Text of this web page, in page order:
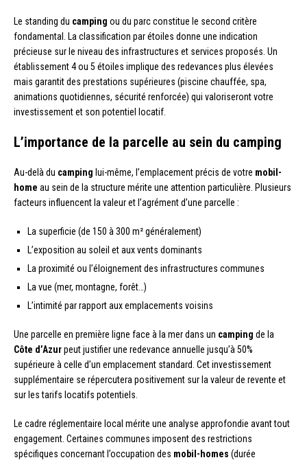
Le standing du camping ou du parc constitue le second critère
fondamental. La classification par étoiles donne une indication
précieuse sur le niveau des infrastructures et services proposés. Un
établissement 4 ou 5 étoiles implique des redevances plus élevées
mais garantit des prestations supérieures (piscine chauffée, spa,
animations quotidiennes, sécurité renforcée) qui valoriseront votre
investissement et son potentiel locatif.
L’importance de la parcelle au sein du camping
Au-delà du camping lui-même, l’emplacement précis de votre mobil-
home au sein de la structure mérite une attention particulière. Plusieurs
facteurs influencent la valeur et l’agrément d’une parcelle :
La superficie (de 150 à 300 m² généralement)
L’exposition au soleil et aux vents dominants
La proximité ou l’éloignement des infrastructures communes
La vue (mer, montagne, forêt…)
L’intimité par rapport aux emplacements voisins
Une parcelle en première ligne face à la mer dans un camping de la
Côte d’Azurpeut justifier une redevance annuelle jusqu’à 50%
supérieure à celle d’un emplacement standard. Cet investissement
supplémentaire se répercutera positivement sur la valeur de revente et
sur les tarifs locatifs potentiels.
Le cadre réglementaire local mérite une analyse approfondie avant tout
engagement. Certaines communes imposent des restrictions
spécifiques concernant l’occupation des mobil-homes (durée